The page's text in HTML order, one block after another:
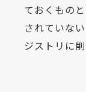
ておくもの
されていな
ジストリに